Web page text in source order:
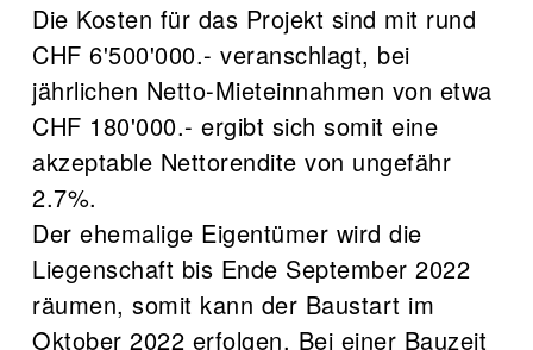
Die Kosten für das Projekt sind mit rund
CHF 6'500'000.- veranschlagt, bei
jährlichen Netto-Mieteinnahmen von etwa
CHF 180'000.- ergibt sich somit eine
akzeptable Nettorendite von ungefähr
2.7%.
Der ehemalige Eigentümer wird die
Liegenschaft bis Ende September 2022
räumen, somit kann der Baustart im
Oktober 2022 erfolgen. Bei einer Bauzeit